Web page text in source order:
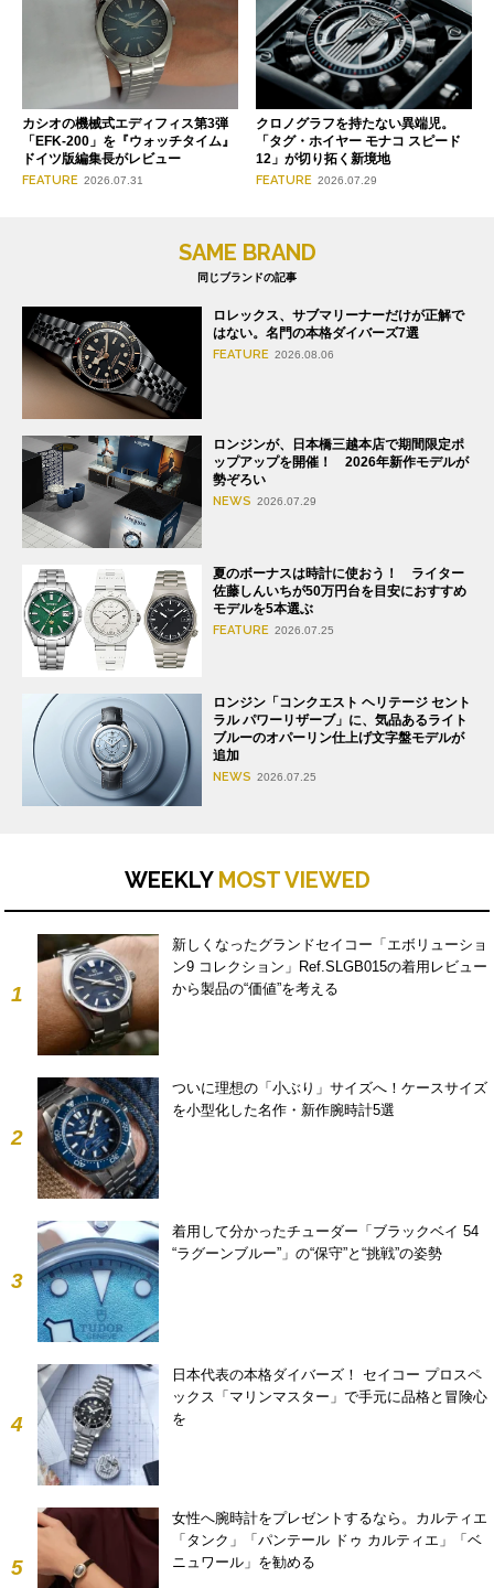
カシオの機械式エディフィス第3弾
「EFK-200」を『ウォッチタイム』
ドイツ版編集長がレビュー
FEATURE 2026.07.31
クロノグラフを持たない異端児。
「タグ・ホイヤー モナコ スピード
12」が切り拓く新境地
FEATURE 2026.07.29
SAME BRAND
同じブランドの記事
ロレックス、サブマリーナーだけが正解で
はない。名門の本格ダイバーズ7選
FEATURE 2026.08.06
ロンジンが、日本橋三越本店で期間限定ポ
ップアップを開催！ 2026年新作モデルが
勢ぞろい
NEWS 2026.07.29
夏のボーナスは時計に使おう！ ライター
佐藤しんいちが50万円台を目安におすすめ
モデルを5本選ぶ
FEATURE 2026.07.25
ロンジン「コンクエスト ヘリテージ セント
ラル パワーリザーブ」に、気品あるライト
ブルーのオパーリン仕上げ文字盤モデルが
追加
NEWS 2026.07.25
WEEKLY MOST VIEWED
1
新しくなったグランドセイコー「エボリューショ
ン9 コレクション」Ref.SLGB015の着用レビュー
から製品の“価値”を考える
2
ついに理想の「小ぶり」サイズへ！ケースサイズ
を小型化した名作・新作腕時計5選
3
着用して分かったチューダー「ブラックベイ 54
“ラグーンブルー”」の“保守”と“挑戦”の姿勢
4
日本代表の本格ダイバーズ！ セイコー プロスペ
ックス「マリンマスター」で手元に品格と冒険心
を
5
女性へ腕時計をプレゼントするなら。カルティエ
「タンク」「パンテール ドゥ カルティエ」「ベ
ニュワール」を勧める